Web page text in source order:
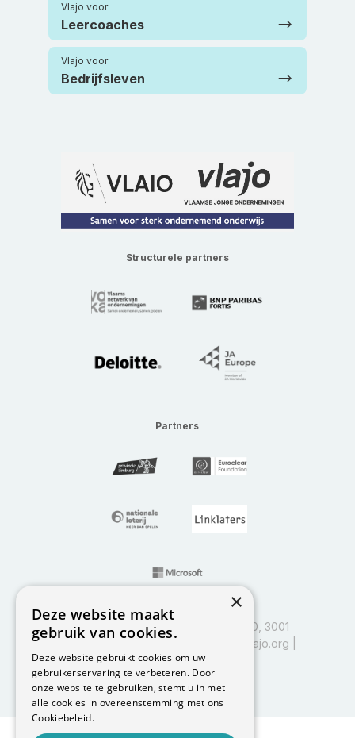
Vlajo voor
Leercoaches
Vlajo voor
Bedrijfsleven
Structurele partners
Partners
I&I Leuven, Vlajo vzw, Kapeldreef 60, 3001
info@vlajo.org
016 29 84 01
Powered by
Codana
×
Deze website maakt
gebruik van cookies.
Deze website gebruikt cookies om uw
gebruikerservaring te verbeteren. Door
onze website te gebruiken, stemt u in met
alle cookies in overeenstemming met ons
Cookiebeleid.